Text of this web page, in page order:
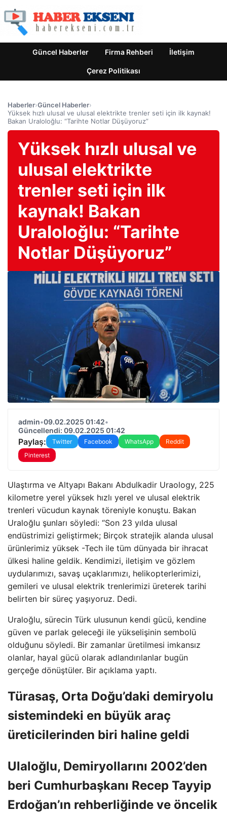
Güncel Haberler Firma Rehberi İletişim
Çerez Politikası
Haberler›Güncel Haberler›
Yüksek hızlı ulusal ve ulusal elektrikte trenler seti için ilk kaynak!
Bakan Uraloloğlu: “Tarihte Notlar Düşüyoruz”
Yüksek hızlı ulusal ve
ulusal elektrikte
trenler seti için ilk
kaynak! Bakan
Uraloloğlu: “Tarihte
Notlar Düşüyoruz”
admin•09.02.2025 01:42•
Güncellendi: 09.02.2025 01:42
Paylaş: Twitter Facebook WhatsApp
Reddit
Pinterest
Ulaştırma ve Altyapı Bakanı Abdulkadir Uraology, 225
kilometre yerel yüksek hızlı yerel ve ulusal elektrik
trenleri vücudun kaynak töreniyle konuştu. Bakan
Uraloğlu şunları söyledi: “Son 23 yılda ulusal
endüstrimizi geliştirmek; Birçok stratejik alanda ulusal
ürünlerimiz yüksek -Tech ile tüm dünyada bir ihracat
ülkesi haline geldik. Kendimizi, iletişim ve gözlem
uydularımızı, savaş uçaklarımızı, helikopterlerimizi,
gemileri ve ulusal elektrik trenlerimizi üreterek tarihi
belirten bir süreç yaşıyoruz. Dedi.
Uraloğlu, sürecin Türk ulusunun kendi gücü, kendine
güven ve parlak geleceği ile yükselişinin sembolü
olduğunu söyledi. Bir zamanlar üretilmesi imkansız
olanlar, hayal gücü olarak adlandırılanlar bugün
gerçeğe dönüştüler. Bir açıklama yaptı.
Türasaş, Orta Doğu’daki demiryolu
sistemindeki en büyük araç
üreticilerinden biri haline geldi
Ulaloğlu, Demiryollarını 2002’den
beri Cumhurbaşkanı Recep Tayyip
Erdoğan’ın rehberliğinde ve öncelik